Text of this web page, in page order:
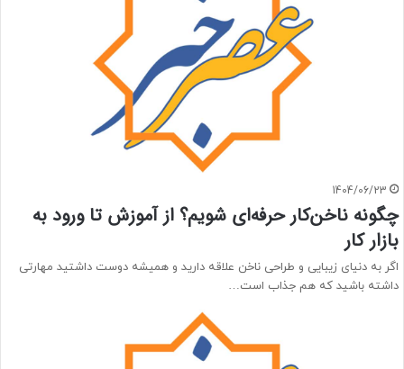
1404/06/23
چگونه ناخن‌کار حرفه‌ای شویم؟ از آموزش تا ورود به
بازار کار
اگر به دنیای زیبایی و طراحی ناخن علاقه دارید و همیشه دوست داشتید مهارتی
داشته باشید که هم جذاب است…